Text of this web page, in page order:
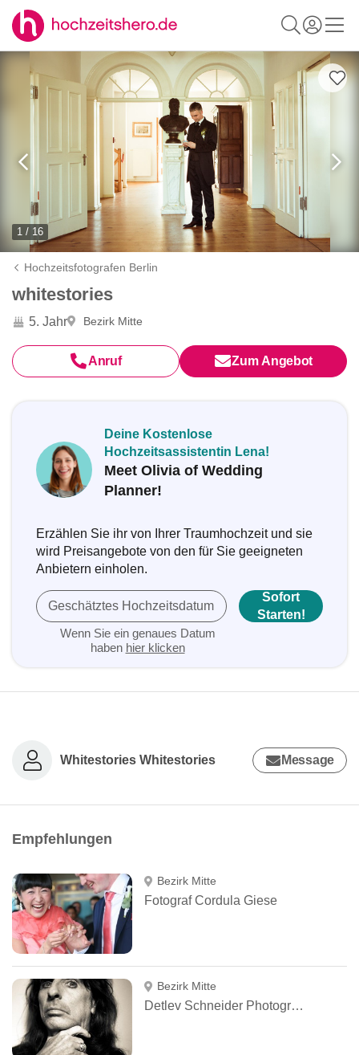
1 / 16
Hochzeitsfotografen Berlin
whitestories
5. Jahr Bezirk Mitte
Anruf Zum Angebot
Deine Kostenlose
Hochzeitsassistentin Lena!
Meet Olivia of Wedding
Planner!
Erzählen Sie ihr von Ihrer Traumhochzeit und sie
wird Preisangebote von den für Sie geeigneten
Anbietern einholen.
Geschätztes Hochzeitsdatum
Wenn Sie ein genaues Datum
haben hier klicken
Sofort
Starten!
Whitestories Whitestories Message
Empfehlungen
Bezirk Mitte
Fotograf Cordula Giese
Bezirk Mitte
Detlev Schneider Photography